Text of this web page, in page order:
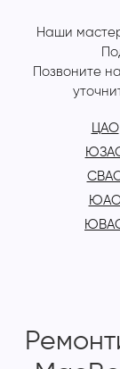
Наши
Позвоните
ЦАО